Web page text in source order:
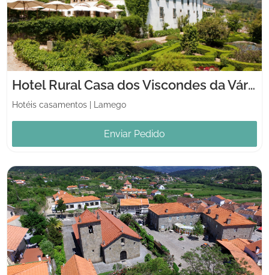
Hotel Rural Casa dos Viscondes da Várzea
Hotéis casamentos Lamego
Enviar Pedido